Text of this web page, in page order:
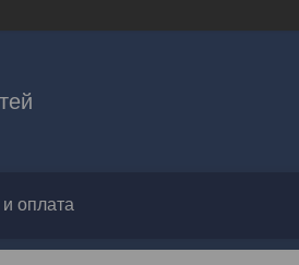
оплата